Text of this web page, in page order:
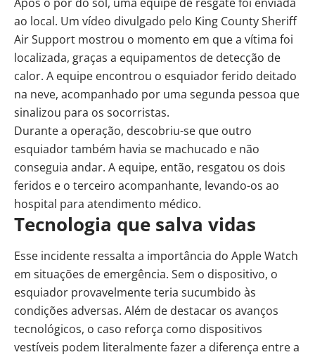
ao local. Um vídeo divulgado pelo King County Sheriff
Air Support mostrou o momento em que a vítima foi
localizada, graças a equipamentos de detecção de
calor. A equipe encontrou o esquiador ferido deitado
na neve, acompanhado por uma segunda pessoa que
sinalizou para os socorristas.
Durante a operação, descobriu-se que outro
esquiador também havia se machucado e não
conseguia andar. A equipe, então, resgatou os dois
feridos e o terceiro acompanhante, levando-os ao
hospital para atendimento médico.
Tecnologia que salva vidas
Esse incidente ressalta a importância do Apple Watch
em situações de emergência. Sem o dispositivo, o
esquiador provavelmente teria sucumbido às
condições adversas. Além de destacar os avanços
tecnológicos, o caso reforça como dispositivos
vestíveis podem literalmente fazer a diferença entre a